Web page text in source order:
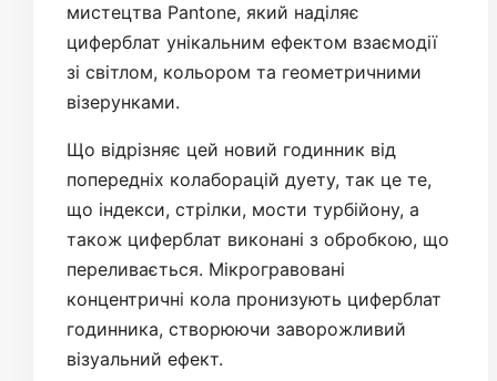
мистецтва Pantone, який наділяє
циферблат унікальним ефектом взаємодії
зі світлом, кольором та геометричними
візерунками.
Що відрізняє цей новий годинник від
попередніх колаборацій дуету, так це те,
що індекси, стрілки, мости турбійону, а
також циферблат виконані з обробкою, що
переливається. Мікрогравовані
концентричні кола пронизують циферблат
годинника, створюючи заворожливий
візуальний ефект.